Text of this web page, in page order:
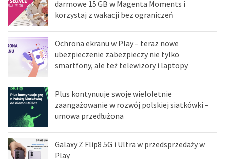
darmowe 15 GB w Magenta Moments i
korzystaj z wakacji bez ograniczeń
Ochrona ekranu w Play – teraz nowe
ubezpieczenie zabezpieczy nie tylko
smartfony, ale też telewizory i laptopy
Plus kontynuuje swoje wieloletnie
zaangażowanie w rozwój polskiej siatkówki –
umowa przedłużona
Galaxy Z Flip8 5G i Ultra w przedsprzedaży w
Play